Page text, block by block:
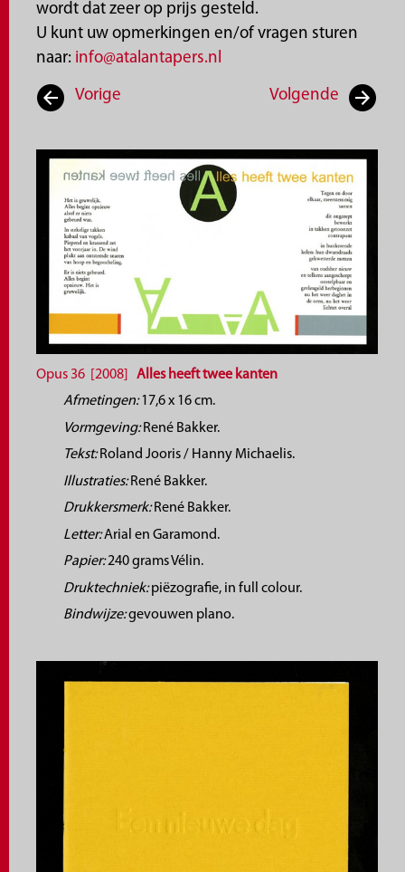
wordt dat zeer op prijs gesteld.
U kunt uw opmerkingen en/of vragen sturen
naar: info@atalantapers.nl
Vorige Volgende
Opus 36 [2008]
Alles heeft twee kanten
Afmetingen:17,6 x 16 cm.
Vormgeving:René Bakker.
Tekst:Roland Jooris / Hanny Michaelis.
Illustraties:René Bakker.
Drukkersmerk:René Bakker.
Letter:Arial en Garamond.
Papier:240 grams Vélin.
Druktechniek:piëzografie, in full colour.
Bindwijze:gevouwen plano.